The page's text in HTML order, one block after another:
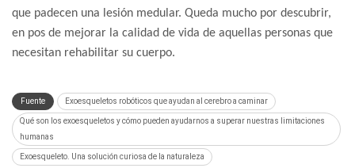
que padecen una lesión medular. Queda mucho por descubrir,
en pos de mejorar la calidad de vida de aquellas personas que
necesitan rehabilitar su cuerpo.
Fuente Exoesqueletos robóticos que ayudan al cerebro a caminar
Qué son los exoesqueletos y cómo pueden ayudarnos a superar nuestras limitaciones
humanas
Exoesqueleto. Una solución curiosa de la naturaleza